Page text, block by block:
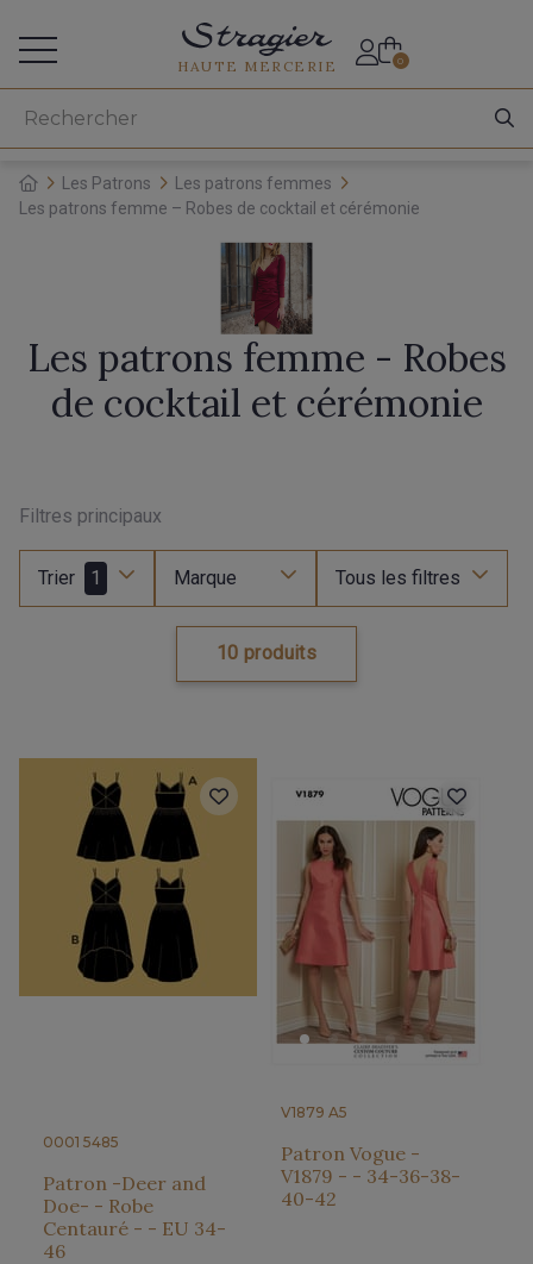
HAUTE MERCERIE 0
Les Patrons
Les patrons femmes
Les patrons femme – Robes de cocktail et cérémonie
Les patrons femme - Robes
de cocktail et cérémonie
Filtres principaux
Trier 1 Marque Tous les filtres
10 produits
0001 5485
Patron -Deer and
Doe- - Robe
Centauré - - EU 34-
46
V1879 A5
Patron Vogue -
V1879 - - 34-36-38-
40-42